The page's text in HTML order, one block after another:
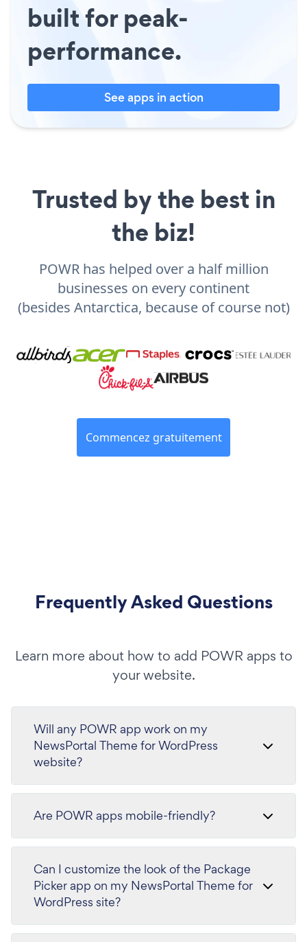
built for peak-
performance.
See apps in action
Trusted by the best in
the biz!
POWR has helped over a half million
businesses on every continent
(besides Antarctica, because of course not)
Commencez gratuitement
Frequently Asked Questions
Learn more about how to add POWR apps to
your website.
Will any POWR app work on my
NewsPortal Theme for WordPress
website?
Are POWR apps mobile-friendly?
Can I customize the look of the Package
Picker app on my NewsPortal Theme for
WordPress site?